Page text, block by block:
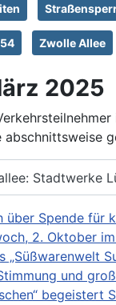
Zwolle Allee
2025
Stadtwerke
über Spende für
2. Oktober
und
begeistert